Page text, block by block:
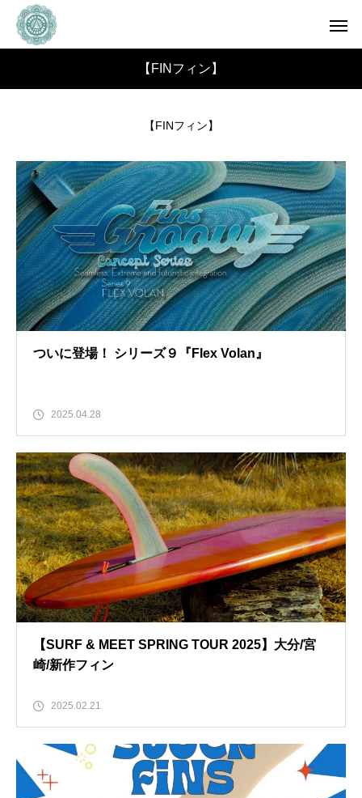
【FINフィン】
【FINフィン】
ついに登場！ シリーズ９『Flex Volan』
2025.04.28
【SURF & MEET SPRING TOUR 2025】大分/宮
崎/新作フィン
2025.02.21